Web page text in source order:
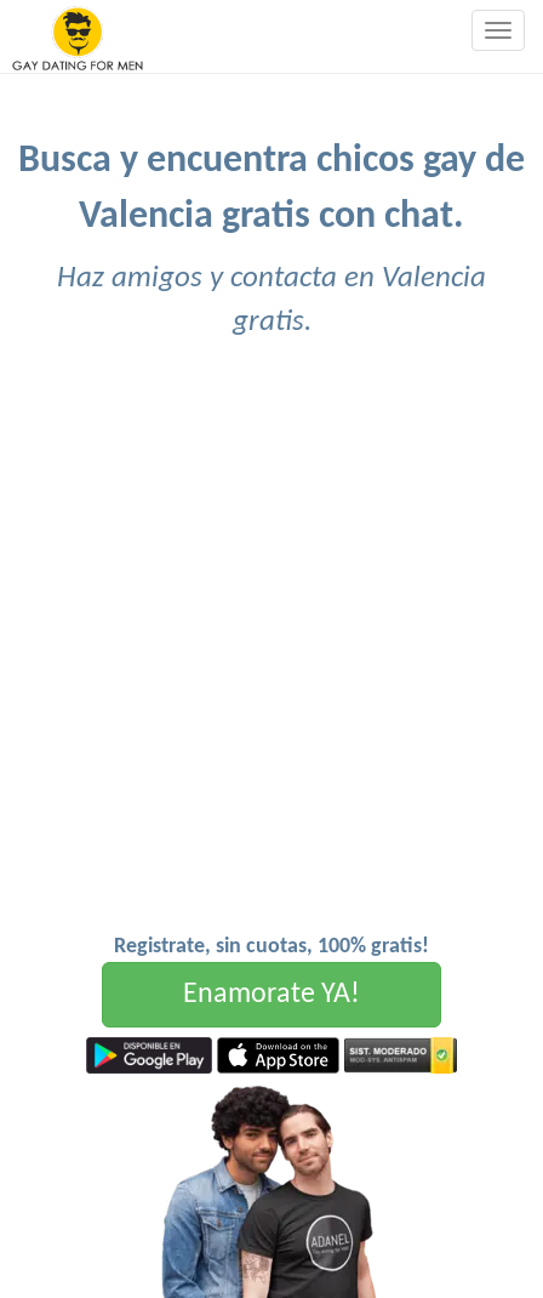
Busca y encuentra chicos gay de
Valencia gratis con chat.
Haz amigos y contacta en Valencia
gratis.
Registrate, sin cuotas, 100% gratis!
Enamorate YA!